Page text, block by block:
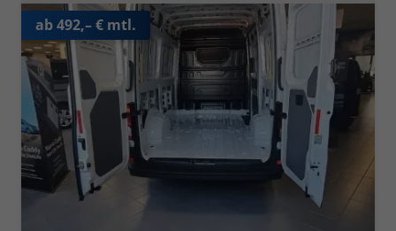
ab 492,– € mtl.